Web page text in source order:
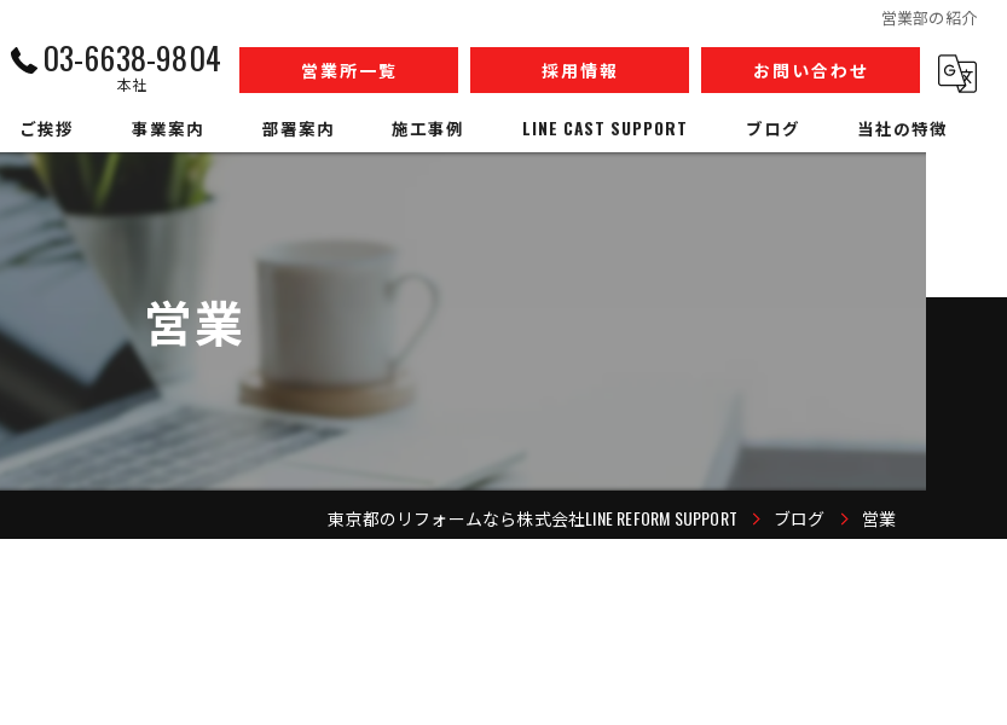
営業部の紹介
03-6638-9804
本社
営業所一覧 採用情報 お問い合わせ
ご挨拶 事業案内
内装解体業
中間処理業
アスベスト調査
ハウスクリーニング
警備業
人材事業
部署案内
松戸営業所工事部
環境事業部
営業部
人材事業部
施工事例 LINE CAST SUPPORT ブログ 当社の特徴
営業
東京都のリフォームなら株式会社LINE REFORM SUPPORT ブログ 営業